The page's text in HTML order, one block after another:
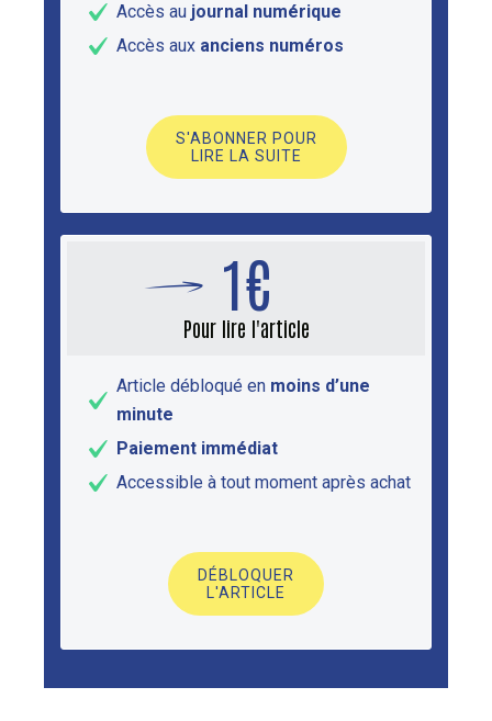
Accès au journal numérique
Accès aux anciens numéros
S'ABONNER POUR
LIRE LA SUITE
1€
Pour lire l'article
Article débloqué en moins d’une
minute
Paiement immédiat
Accessible à tout moment après achat
DÉBLOQUER
L'ARTICLE